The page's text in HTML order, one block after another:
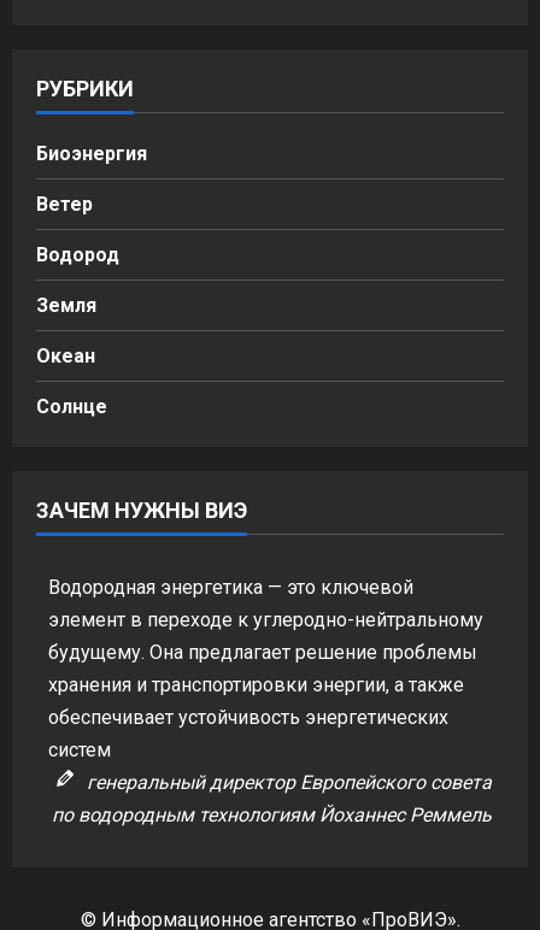
РУБРИКИ
Биоэнергия
Ветер
Водород
Земля
Океан
Солнце
ЗАЧЕМ НУЖНЫ ВИЭ
Водородная энергетика — это ключевой
элемент в переходе к углеродно-нейтральному
будущему. Она предлагает решение проблемы
хранения и транспортировки энергии, а также
обеспечивает устойчивость энергетических
систем
генеральный директор Европейского совета
по водородным технологиям Йоханнес Реммель
© Информационное агентство «ПроВИЭ».